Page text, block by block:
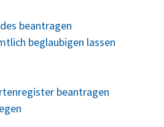
beantragen
beglaubigen lassen
beantragen